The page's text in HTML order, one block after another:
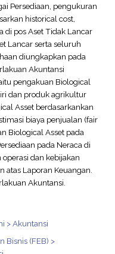
Persediaan, pengukuran
historical cost,
di pos Aset Tidak Lancar
Lancar serta seluruh
diungkapkan pada
Akuntansi
pengakuan Biological
dan produk agrikultur
Asset berdasarkankan
biaya penjualan (fair
Biological Asset pada
pada Neraca di
dan kebijakan
atas Laporan Keuangan.
Akuntansi.
> Akuntansi
Bisnis (FEB) >